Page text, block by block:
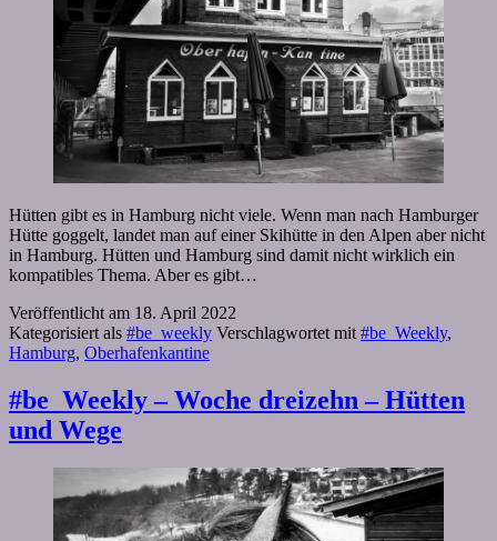
Hütten gibt es in Hamburg nicht viele. Wenn man nach Hamburger
Hütte goggelt, landet man auf einer Skihütte in den Alpen aber nicht
in Hamburg. Hütten und Hamburg sind damit nicht wirklich ein
kompatibles Thema. Aber es gibt…
Veröffentlicht am 18. April 2022
Kategorisiert als #be_weekly Verschlagwortet mit #be_Weekly,
Hamburg, Oberhafenkantine
#be_Weekly – Woche dreizehn – Hütten
und Wege